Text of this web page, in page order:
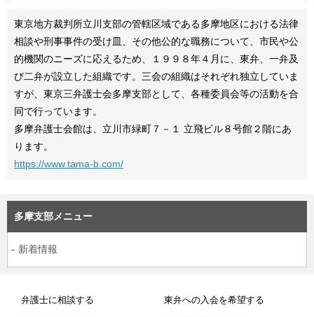
東京地方裁判所立川支部の管轄区域である多摩地区における法律
相談や刑事事件の受け皿、その他公的な職務について、市民や公
的機関のニーズに応えるため、１９９８年４月に、東弁、一弁及
び二弁が設立した組織です。三会の組織はそれぞれ独立していま
すが、東京三弁護士会多摩支部として、各種委員会等の活動を合
同で行っています。
多摩弁護士会館は、立川市緑町７－１ 立飛ビル８号館２階にあ
ります。
https://www.tama-b.com/
多摩支部メニュー
新着情報
弁護士に相談する 東弁への入会を希望する